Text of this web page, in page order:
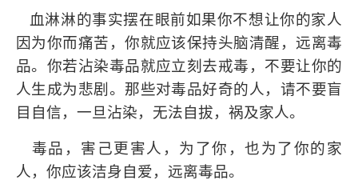
血淋淋的事实摆在眼前如果你不想让你的家人
因为你而痛苦，你就应该保持头脑清醒，远离毒
品。你若沾染毒品就应立刻去戒毒，不要让你的
人生成为悲剧。那些对毒品好奇的人，请不要盲
目自信，一旦沾染，无法自拔，祸及家人。
毒品，害己更害人，为了你，也为了你的家
人，你应该洁身自爱，远离毒品。